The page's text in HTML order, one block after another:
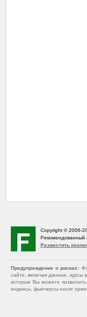
Copyright © 2006-
Рекомендованный
Разместить
Предупреждение о рисках :
сайте, включая данные, курсы
которые Вы можете
индексы, фьючерсы носят